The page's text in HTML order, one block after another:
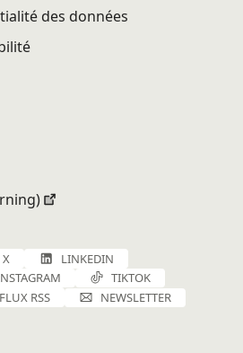
des données
X
LINKEDIN
TIKTOK
FLUX RSS NEWSLETTER